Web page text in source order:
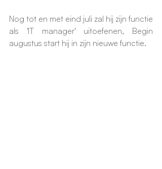
Nog tot en met eind juli zal hij zijn functie
als 'IT manager' uitoefenen, Begin
augustus start hij in zijn nieuwe functie.